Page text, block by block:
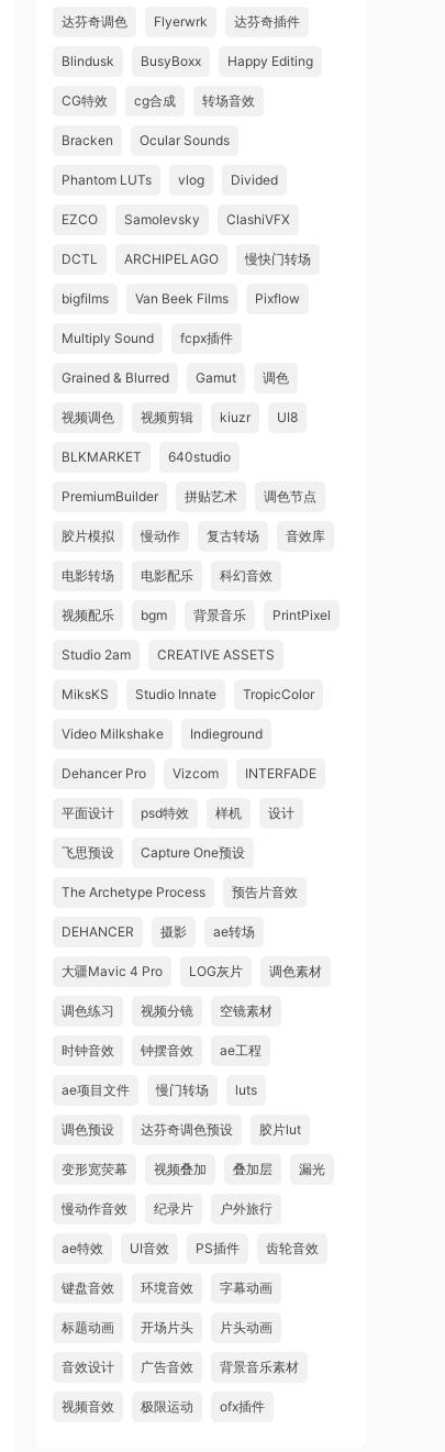
达芬奇调色 Flyerwrk 达芬奇插件
Blindusk BusyBoxx Happy Editing
CG特效 cg合成 转场音效
Bracken Ocular Sounds
Phantom LUTs vlog Divided
EZCO Samolevsky ClashiVFX
DCTL ARCHIPELAGO 慢快门转场
bigfilms Van Beek Films Pixflow
Multiply Sound fcpx插件
Grained & Blurred Gamut 调色
视频调色 视频剪辑 kiuzr UI8
BLKMARKET 640studio
PremiumBuilder 拼贴艺术 调色节点
胶片模拟 慢动作 复古转场 音效库
电影转场 电影配乐 科幻音效
视频配乐 bgm 背景音乐 PrintPixel
Studio 2am CREATIVE ASSETS
MiksKS Studio Innate TropicColor
Video Milkshake Indieground
Dehancer Pro Vizcom INTERFADE
平面设计 psd特效 样机 设计
飞思预设 Capture One预设
The Archetype Process 预告片音效
DEHANCER 摄影 ae转场
大疆Mavic 4 Pro LOG灰片 调色素材
调色练习 视频分镜 空镜素材
时钟音效 钟摆音效 ae工程
ae项目文件 慢门转场 luts
调色预设 达芬奇调色预设 胶片lut
变形宽荧幕 视频叠加 叠加层 漏光
慢动作音效 纪录片 户外旅行
ae特效 UI音效 PS插件 齿轮音效
键盘音效 环境音效 字幕动画
标题动画 开场片头 片头动画
音效设计 广告音效 背景音乐素材
视频音效 极限运动 ofx插件